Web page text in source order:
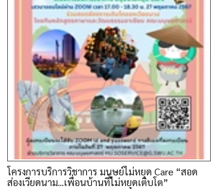
โครงการบริการวิชาการ มนุษย์ไม่หยุด Care “สอด
ส่องเวียดนาม...เพื่อนบ้านที่ไม่หยุดเติบโต”